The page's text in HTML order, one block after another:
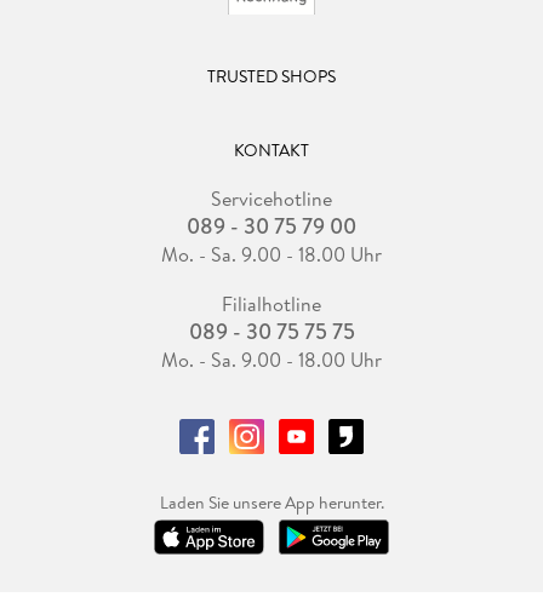
TRUSTED SHOPS
KONTAKT
Servicehotline
089 - 30 75 79 00
Mo. - Sa. 9.00 - 18.00 Uhr
Filialhotline
089 - 30 75 75 75
Mo. - Sa. 9.00 - 18.00 Uhr
Laden Sie unsere App herunter.